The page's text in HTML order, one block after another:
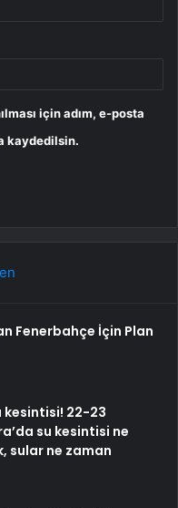
için adım, e-posta
kaydedilsin.
Fenerbahçe İçin Plan
kesintisi! 22-23
su kesintisi ne
sular ne zaman